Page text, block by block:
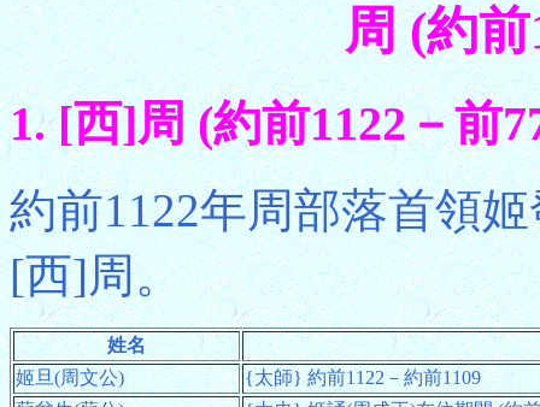
周 (約前
1. [西]周 (約前1122－前
約前1122年周部落首領
[西]周。
姓名
姬旦(周文公)
{太師} 約前1122－約前1109